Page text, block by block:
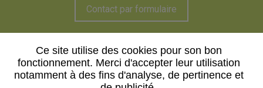
Ce site utilise des cookies pour son bon
fonctionnement. Merci d'accepter leur utilisation
notamment à des fins d'analyse, de pertinence et
Contact par formulaire
Mentions légales
Plan du site